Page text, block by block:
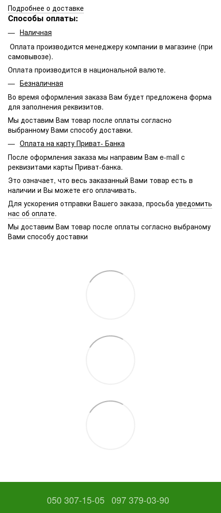
Подробнее о доставке
Способы оплаты:
Наличная
Оплата производится менеджеру компании в магазине (при
самовывозе).
Оплата производится в национальной валюте.
Безналичная
Во время оформления заказа Вам будет предложена форма
для заполнения реквизитов.
Мы доставим Вам товар после оплаты согласно
выбранному Вами способу доставки.
Оплата на карту Приват- Банка
После оформления заказа мы направим Вам e-mall с
реквизитами карты Приват-банка.
Это означает, что весь заказанный Вами товар есть в
наличии и Вы можете его оплачивать.
Для ускорения отправки Вашего заказа, просьба уведомить
нас об оплате.
Мы доставим Вам товар после оплаты согласно выбраному
Вами способу доставки
050 307-15-05 097 379-03-90